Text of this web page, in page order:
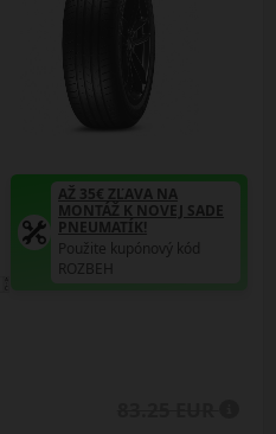
AŽ 35€ ZĽAVA NA
MONTÁŽ K NOVEJ SADE
PNEUMATÍK!
Použite kupónový kód
ROZBEH